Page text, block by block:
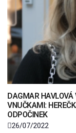
DAGMAR
VNUČKAMI:
ODPOČINEK
26/07/2022